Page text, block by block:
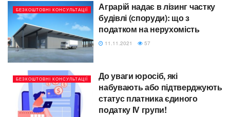
БЕЗКОШТОВНІ КОНСУЛЬТАЦІЇ
Аграрій надає в лізинг частку
будівлі (споруди): що з
податком на нерухомість
11.11.2021 57
БЕЗКОШТОВНІ КОНСУЛЬТАЦІЇ
До уваги юросіб, які
набувають або підтверджують
статус платника єдиного
податку IV групи!